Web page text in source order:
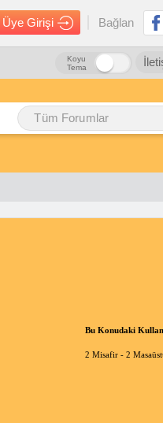
Üye Girişi Bağlan
Koyu
Tema
Tüm Forumlar
Bu Konudaki
2 Misafir - 2